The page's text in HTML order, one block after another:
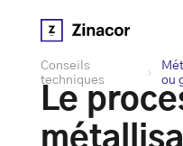
Le
Conseils
techniques
ou